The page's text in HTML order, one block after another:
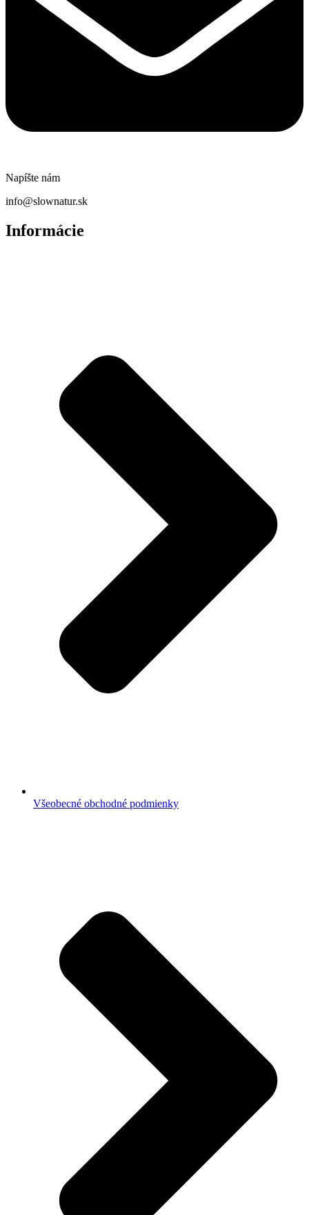
Napíšte nám
info@slownatur.sk
Informácie
Všeobecné obchodné podmienky